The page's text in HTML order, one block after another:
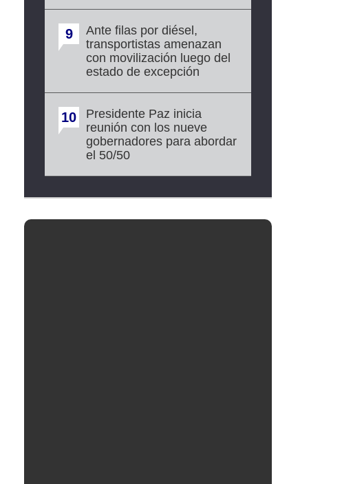
9
Ante filas por diésel,
transportistas amenazan
con movilización luego del
estado de excepción
10
Presidente Paz inicia
reunión con los nueve
gobernadores para abordar
el 50/50